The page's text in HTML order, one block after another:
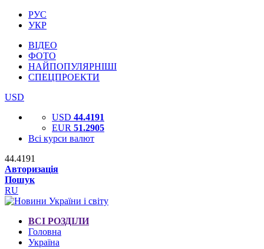
РУС
УКР
ВІДЕО
ФОТО
НАЙПОПУЛЯРНІШІ
СПЕЦПРОЕКТИ
USD
USD 44.4191
EUR 51.2905
Всі курси валют
44.4191
Авторизація
Пошук
RU
ВСІ РОЗДІЛИ
Головна
Україна